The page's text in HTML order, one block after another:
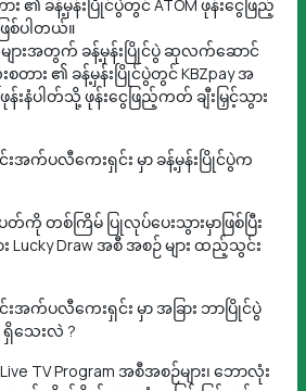
၏ ခန့်မှန်းပြိုင်ပွဲတွင် ATOM ဖုန်းငွေဖြည့်
ြစ်ပါတယ်။
များအတွက် ခန့်မှန်းပြိုင်ပွဲ ဆုလက်ဆောင်
ား ၏ ခန့်မှန်းပြိုင်ပွဲတွင် KBZpay ‌အ
းနံပါတ်သို့ ဖုန်းငွေဖြည့်ကတ် ချီးမြှင့်သွား
အက်ပလီကေးရှင်း မှာ ခန့်မှန်းပြိုင်ပွဲက
ကို တစ်ကြိမ် ပြုလုပ်ပေးသွားမှာဖြစ်ပြီး
Lucky Draw အစီ အစဉ် များ ထည့်သွင်း
အက်ပလီကေးရှင်း မှာ အခြား ဘာပြိုင်ပွဲ
သေးလဲ ?
TV Program အစီအစဉ်များ၊ ဘောလုံး